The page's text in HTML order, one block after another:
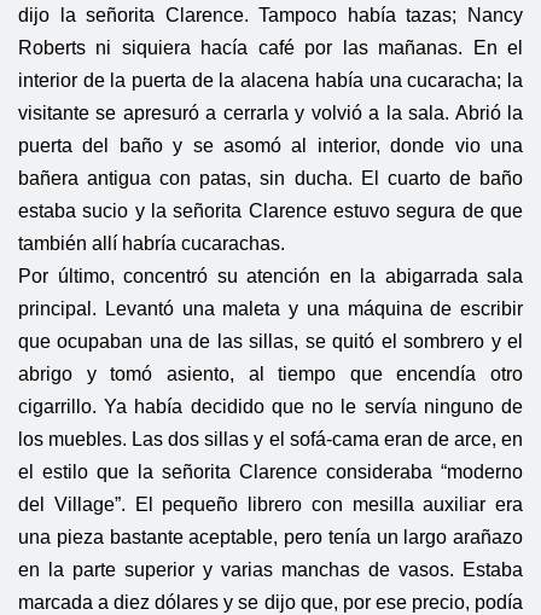
dijo la señorita Clarence. Tampoco había tazas; Nancy
Roberts ni siquiera hacía café por las mañanas. En el
interior de la puerta de la alacena había una cucaracha; la
visitante se apresuró a cerrarla y volvió a la sala. Abrió la
puerta del baño y se asomó al interior, donde vio una
bañera antigua con patas, sin ducha. El cuarto de baño
estaba sucio y la señorita Clarence estuvo segura de que
también allí habría cucarachas.
Por último, concentró su atención en la abigarrada sala
principal. Levantó una maleta y una máquina de escribir
que ocupaban una de las sillas, se quitó el sombrero y el
abrigo y tomó asiento, al tiempo que encendía otro
cigarrillo. Ya había decidido que no le servía ninguno de
los muebles. Las dos sillas y el sofá-cama eran de arce, en
el estilo que la señorita Clarence consideraba “moderno
del Village”. El pequeño librero con mesilla auxiliar era
una pieza bastante aceptable, pero tenía un largo arañazo
en la parte superior y varias manchas de vasos. Estaba
marcada a diez dólares y se dijo que, por ese precio, podía